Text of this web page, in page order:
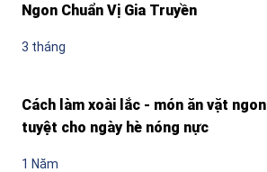
Ngon Chuẩn Vị Gia Truyền
3 tháng
Cách làm xoài lắc - món ăn vặt ngon
tuyệt cho ngày hè nóng nực
1 Năm